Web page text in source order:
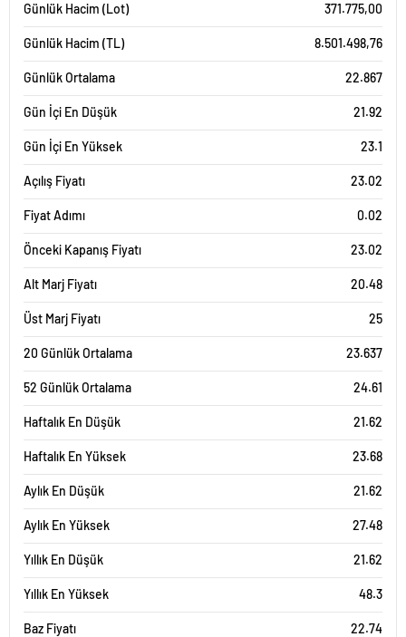
Günlük Hacim (Lot) 371.775,00
Günlük Hacim (TL) 8.501.498,76
Günlük Ortalama 22.867
Gün İçi En Düşük 21.92
Gün İçi En Yüksek 23.1
Açılış Fiyatı 23.02
Fiyat Adımı 0.02
Önceki Kapanış Fiyatı 23.02
Alt Marj Fiyatı 20.48
Üst Marj Fiyatı 25
20 Günlük Ortalama 23.637
52 Günlük Ortalama 24.61
Haftalık En Düşük 21.62
Haftalık En Yüksek 23.68
Aylık En Düşük 21.62
Aylık En Yüksek 27.48
Yıllık En Düşük 21.62
Yıllık En Yüksek 48.3
Baz Fiyatı 22.74